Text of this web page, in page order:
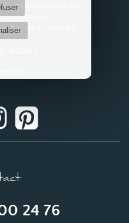
de salle de bain.
terrasse.
(Bas-Rhin, Moselle)
24 76